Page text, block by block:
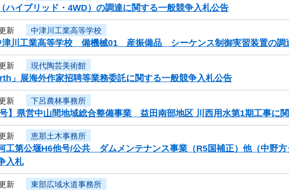
ハイブリッド・4WD）の調達に関する一般競争入札公告
新 中津川工業高等学校
川工業高等学校 備機械01 産振備品 シーケンス制御実習装置の調
新 現代陶芸美術館
」展海外作家招聘等業務委託に関する一般競争入札公告
新 下呂農林事務所
号】県営中山間地域総合整備事業 益田南部地区 川西用水第1期工事に
新 恵那土木事務所
工第公堰H6他号/公共 ダムメンテナンス事業（R5国補正）他（中野
入札
新 東部広域水道事務所